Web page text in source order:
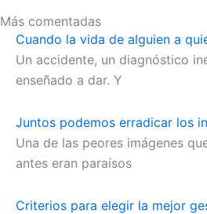
Más comentadas
Cuando la vida de alguien a
Un accidente, un diagnóstico
enseñado a dar. Y
Juntos podemos erradicar los
Una de las peores imágenes
antes eran paraísos
Criterios para elegir la mejor